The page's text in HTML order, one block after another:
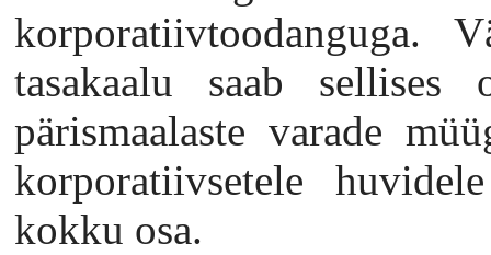
korporatiivtoodanguga.
tasakaalu saab sellises
pärismaalaste varade
korporatiivsetele
kokku osa.